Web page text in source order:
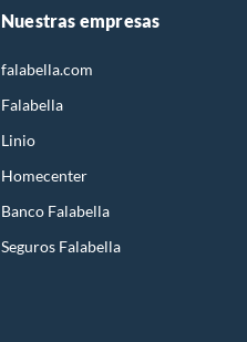
Nuestras empresas
falabella.com
Falabella
Linio
Homecenter
Banco Falabella
Seguros Falabella